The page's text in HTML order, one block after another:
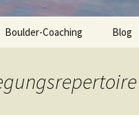
Boulder-Coaching Blog